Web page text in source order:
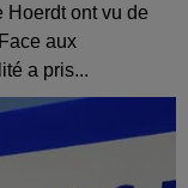
Hoerdt ont vu de
aux
a pris...